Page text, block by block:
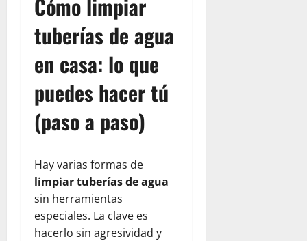
Cómo limpiar
tuberías de agua
en casa: lo que
puedes hacer tú
(paso a paso)
Hay varias formas de
limpiar tuberías de agua
sin herramientas
especiales. La clave es
hacerlo sin agresividad y